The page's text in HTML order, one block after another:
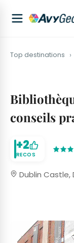
Top destinations
conseils
+2
RECOS
Dublin Castle,